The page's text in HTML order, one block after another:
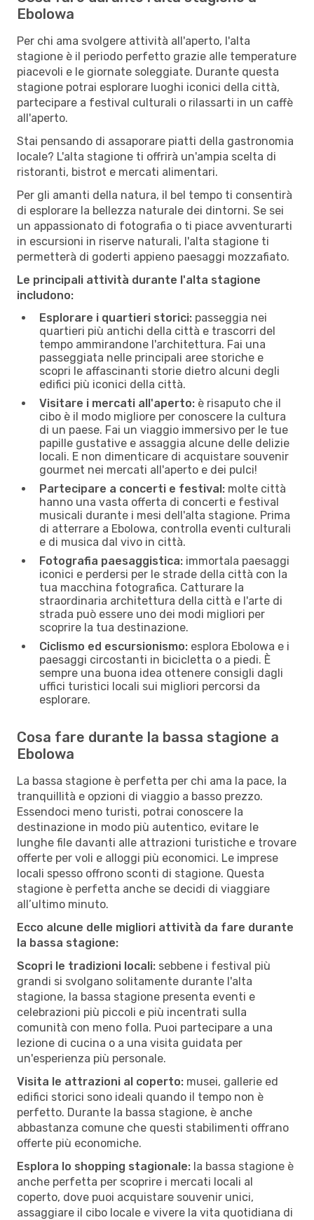
Ebolowa
Per chi ama svolgere attività all'aperto, l'alta
stagione è il periodo perfetto grazie alle temperature
piacevoli e le giornate soleggiate. Durante questa
stagione potrai esplorare luoghi iconici della città,
partecipare a festival culturali o rilassarti in un caffè
all'aperto.
Stai pensando di assaporare piatti della gastronomia
locale? L'alta stagione ti offrirà un'ampia scelta di
ristoranti, bistrot e mercati alimentari.
Per gli amanti della natura, il bel tempo ti consentirà
di esplorare la bellezza naturale dei dintorni. Se sei
un appassionato di fotografia o ti piace avventurarti
in escursioni in riserve naturali, l'alta stagione ti
permetterà di goderti appieno paesaggi mozzafiato.
Le principali attività durante l'alta stagione
includono:
Esplorare i quartieri storici: passeggia nei
quartieri più antichi della città e trascorri del
tempo ammirandone l'architettura. Fai una
passeggiata nelle principali aree storiche e
scopri le affascinanti storie dietro alcuni degli
edifici più iconici della città.
Visitare i mercati all'aperto: è risaputo che il
cibo è il modo migliore per conoscere la cultura
di un paese. Fai un viaggio immersivo per le tue
papille gustative e assaggia alcune delle delizie
locali. E non dimenticare di acquistare souvenir
gourmet nei mercati all'aperto e dei pulci!
Partecipare a concerti e festival: molte città
hanno una vasta offerta di concerti e festival
musicali durante i mesi dell'alta stagione. Prima
di atterrare a Ebolowa, controlla eventi culturali
e di musica dal vivo in città.
Fotografia paesaggistica: immortala paesaggi
iconici e perdersi per le strade della città con la
tua macchina fotografica. Catturare la
straordinaria architettura della città e l'arte di
strada può essere uno dei modi migliori per
scoprire la tua destinazione.
Ciclismo ed escursionismo: esplora Ebolowa e i
paesaggi circostanti in bicicletta o a piedi. È
sempre una buona idea ottenere consigli dagli
uffici turistici locali sui migliori percorsi da
esplorare.
Cosa fare durante la bassa stagione a
Ebolowa
La bassa stagione è perfetta per chi ama la pace, la
tranquillità e opzioni di viaggio a basso prezzo.
Essendoci meno turisti, potrai conoscere la
destinazione in modo più autentico, evitare le
lunghe file davanti alle attrazioni turistiche e trovare
offerte per voli e alloggi più economici. Le imprese
locali spesso offrono sconti di stagione. Questa
stagione è perfetta anche se decidi di viaggiare
all’ultimo minuto.
Ecco alcune delle migliori attività da fare durante
la bassa stagione:
Scopri le tradizioni locali: sebbene i festival più
grandi si svolgano solitamente durante l'alta
stagione, la bassa stagione presenta eventi e
celebrazioni più piccoli e più incentrati sulla
comunità con meno folla. Puoi partecipare a una
lezione di cucina o a una visita guidata per
un'esperienza più personale.
Visita le attrazioni al coperto: musei, gallerie ed
edifici storici sono ideali quando il tempo non è
perfetto. Durante la bassa stagione, è anche
abbastanza comune che questi stabilimenti offrano
offerte più economiche.
Esplora lo shopping stagionale: la bassa stagione è
anche perfetta per scoprire i mercati locali al
coperto, dove puoi acquistare souvenir unici,
assaggiare il cibo locale e vivere la vita quotidiana di